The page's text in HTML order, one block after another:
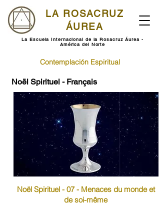
LA ROSACRUZ
ÁUREA
La Escuela Internacional de la Rosacruz Áurea -
América del Norte
Contemplación Espiritual
Noël Spirituel - Français
Noël Spirituel - 07 - Menaces du monde et
de soi-même